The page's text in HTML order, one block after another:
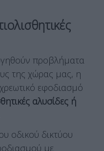
προβλήματα
της χώρας μας, η
εφοδιασμό
αλυσίδες ή
οδικού δικτύου
με